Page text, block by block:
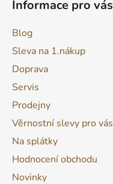
Informace pro vás
Blog
Sleva na 1.nákup
Doprava
Servis
Prodejny
Věrnostní slevy pro vás
Na splátky
Hodnocení obchodu
Novinky